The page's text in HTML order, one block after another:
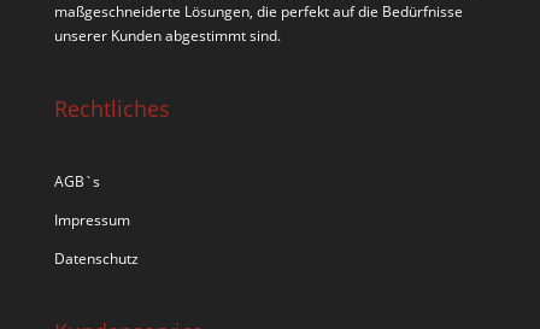
maßgeschneiderte Lösungen, die perfekt auf die Bedürfnisse
unserer Kunden abgestimmt sind.
Rechtliches
AGB`s
Impressum
Datenschutz